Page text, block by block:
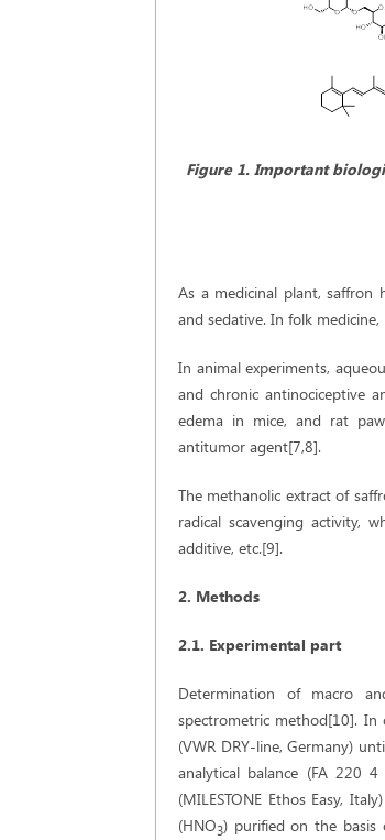
Figure 1. Important
As a medicinal plant, saffron
and sedative. In folk
In animal experiments,
and chronic antinociceptive
edema in mice, and rat
antitumor agent[7,8].
The methanolic extract of
radical scavenging activity,
additive, etc.[9].
2. Methods
2.1. Experimental part
Determination of macro
spectrometric method[10].
(VWR DRY-line, Germany)
analytical balance (FA 220
(MILESTONE Ethos Easy,
(HNO3) purified on the basis